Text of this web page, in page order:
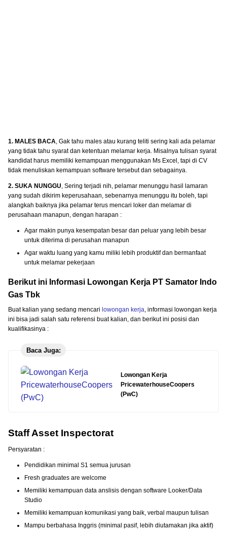
1. MALES BACA, Gak tahu males atau kurang teliti sering kali ada pelamar
yang tidak tahu syarat dan ketentuan melamar kerja. Misalnya tulisan syarat
kandidat harus memiliki kemampuan menggunakan Ms Excel, tapi di CV
tidak menuliskan kemampuan software tersebut dan sebagainya.
2. SUKA NUNGGU, Sering terjadi nih, pelamar menunggu hasil lamaran
yang sudah dikirim keperusahaan, sebenarnya menunggu itu boleh, tapi
alangkah baiknya jika pelamar terus mencari loker dan melamar di
perusahaan manapun, dengan harapan :
Agar makin punya kesempatan besar dan peluar yang lebih besar
untuk diterima di perusahan manapun
Agar waktu luang yang kamu miliki lebih produktif dan bermanfaat
untuk melamar pekerjaan
Berikut ini Informasi Lowongan Kerja PT Samator Indo
Gas Tbk
Buat kalian yang sedang mencari lowongan kerja, informasi lowongan kerja
ini bisa jadi salah satu referensi buat kalian, dan berikut ini posisi dan
kualifikasinya :
Baca Juga:
Lowongan Kerja
PricewaterhouseCoopers
(PwC)
Staff Asset Inspectorat
Persyaratan :
Pendidikan minimal S1 semua jurusan
Fresh graduates are welcome
Memiliki kemampuan data anslisis dengan software Looker/Data
Studio
Memiliki kemampuan komunikasi yang baik, verbal maupun tulisan
Mampu berbahasa Inggris (minimal pasif, lebih diutamakan jika aktif)